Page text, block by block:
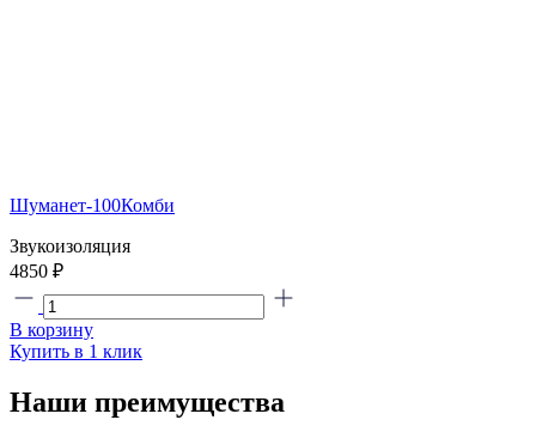
Шуманет-100Комби
Звукоизоляция
4850 ₽
В корзину
Купить в 1 клик
Наши преимущества